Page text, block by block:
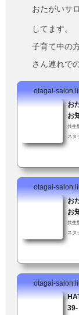
おたがいサ
してます。
子育て中の
さん連れで
otagai-
お
お
共生
スタ
齢も
子育
迎！)
つっ
otagai-
お
お
共生
スタ
てて
勤務
が、
ちょ
otagai-
39-